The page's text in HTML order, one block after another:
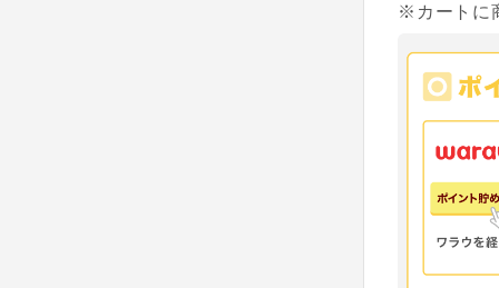
※カートに